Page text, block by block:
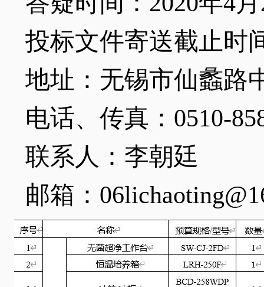
投标文件寄送截止时
地址：无锡市仙蠡路
电话、传真： 0510-
联系人：李朝廷
邮箱：